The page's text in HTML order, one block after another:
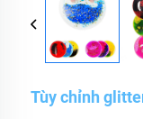
Tùy chỉnh